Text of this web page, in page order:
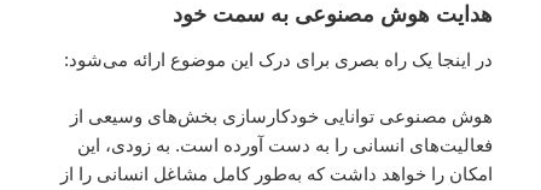
هدایت هوش مصنوعی به سمت خود
در اینجا یک راه بصری برای درک این موضوع ارائه می‌شود:
هوش مصنوعی توانایی خودکارسازی بخش‌های وسیعی از
فعالیت‌های انسانی را به دست آورده است. به زودی، این
امکان را خواهد داشت که به‌طور کامل مشاغل انسانی را از